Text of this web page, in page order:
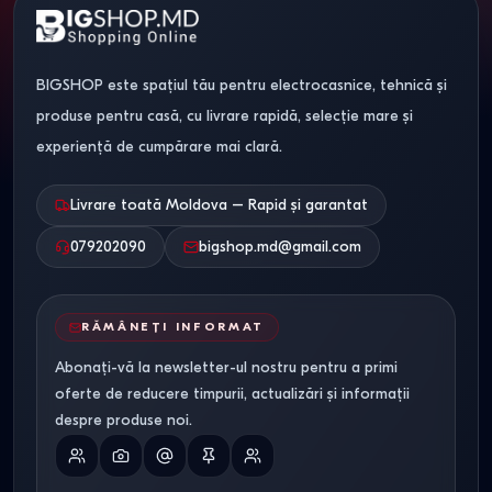
acces la aplicații populare. Platforma influențează direct
Platformă Avantaje
Google TV Cea mai mare varietate de aplicații
webOS Simplu și stabil
Tizen Rapid și bine optimizat
Cele mai bune televizoare
raport preț / calitate pe
Bigshop.md
Am selectat modele care oferăcea mai bună
experiență reală pentru prețul lor
BIGSHOP este spațiul tău pentru electrocasnice, tehnică și
produse pentru casă, cu livrare rapidă, selecție mare și
experiență de cumpărare mai clară.
Livrare toată Moldova – Rapid și garantat
079202090 bigshop.md@gmail.com
RĂMÂNEȚI INFORMAT
Abonați-vă la newsletter-ul nostru pentru a primi
oferte de reducere timpurii, actualizări și informații
despre produse noi.